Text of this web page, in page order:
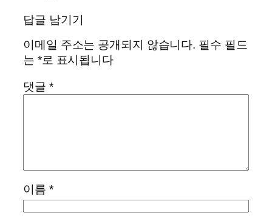
답글 남기기
이메일 주소는 공개되지 않습니다. 필수 필드
는 *로 표시됩니다
댓글 *
이름 *